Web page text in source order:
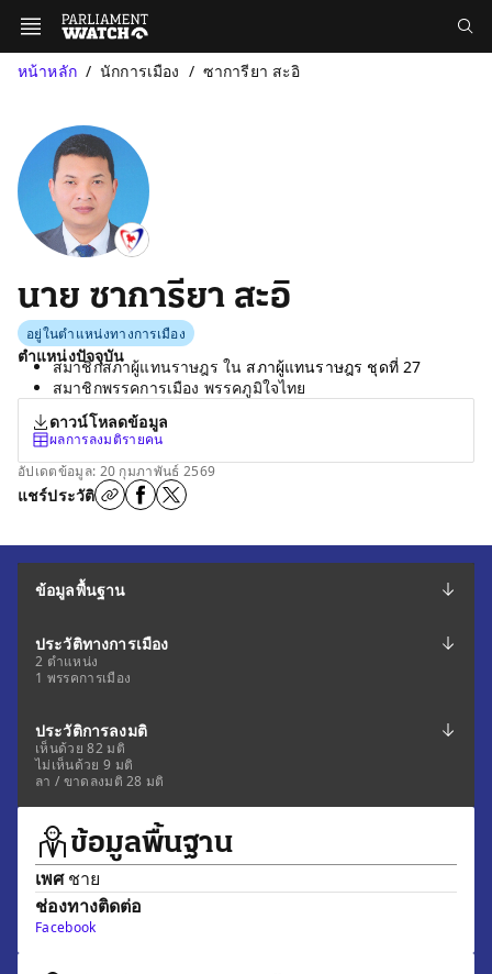
หน้าหลัก นักการเมือง ซาการียา สะอิ
นาย ซาการียา สะอิ
อยู่ในตำแหน่งทางการเมือง
ตำแหน่งปัจจุบัน
สมาชิกสภาผู้แทนราษฎร ใน สภาผู้แทนราษฎร ชุดที่ 27
สมาชิกพรรคการเมือง พรรคภูมิใจไทย
ดาวน์โหลดข้อมูล
ผลการลงมติรายคน
อัปเดตข้อมูล: 20 กุมภาพันธ์ 2569
แชร์ประวัติ
ข้อมูลพื้นฐาน
ประวัติทางการเมือง
2 ตำแหน่ง
1 พรรคการเมือง
ประวัติการลงมติ
เห็นด้วย 82 มติ
ไม่เห็นด้วย 9 มติ
ลา / ขาดลงมติ 28 มติ
ข้อมูลพื้นฐาน
เพศชาย
ช่องทางติดต่อ
Facebook